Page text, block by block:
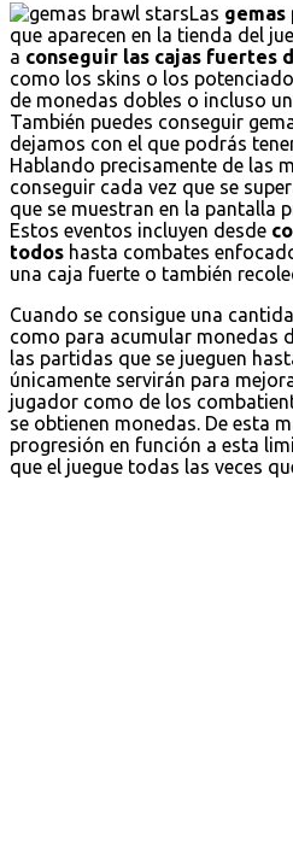
Las gemas
que aparecen en la tienda del
a conseguir las cajas fuertes
como los skins o los
de monedas dobles o incluso
También puedes conseguir
dejamos con el que podrás
Hablando precisamente de las
conseguir cada vez que se
que se muestran en la pantalla
Estos eventos incluyen desde
todos hasta combates
una caja fuerte o también
Cuando se consigue una
como para acumular monedas
las partidas que se jueguen
únicamente servirán para
jugador como de los
se obtienen monedas. De esta
progresión en función a esta
que el juegue todas las veces